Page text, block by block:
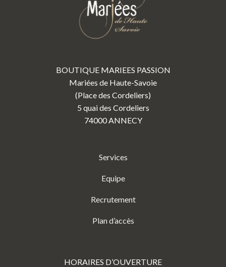
BOUTIQUE MARIEES PASSION
Mariées de Haute-Savoie
(Place des Cordeliers)
5 quai des Cordeliers
74000 ANNECY
Services
Equipe
Recrutement
Plan d’accès
HORAIRES D’OUVERTURE